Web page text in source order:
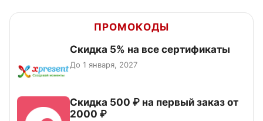
ПРОМОКОДЫ
Скидка 5% на все сертификаты
До 1 января, 2027
Скидка 500 ₽ на первый заказ от
2000 ₽